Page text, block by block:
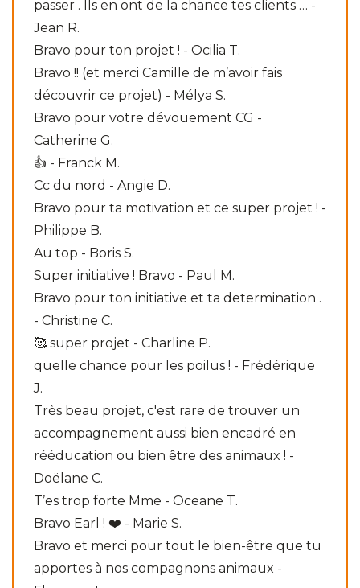
passer . Ils en ont de la chance tes clients … -
Jean R.
Bravo pour ton projet ! - Ocilia T.
Bravo !! (et merci Camille de m’avoir fais
découvrir ce projet) - Mélya S.
Bravo pour votre dévouement CG -
Catherine G.
👍 - Franck M.
Cc du nord - Angie D.
Bravo pour ta motivation et ce super projet ! -
Philippe B.
Au top - Boris S.
Super initiative ! Bravo - Paul M.
Bravo pour ton initiative et ta determination .
- Christine C.
🥰 super projet - Charline P.
quelle chance pour les poilus ! - Frédérique
J.
Très beau projet, c'est rare de trouver un
accompagnement aussi bien encadré en
rééducation ou bien être des animaux ! -
Doëlane C.
T’es trop forte Mme - Oceane T.
Bravo Earl ! ❤️ - Marie S.
Bravo et merci pour tout le bien-être que tu
apportes à nos compagnons animaux -